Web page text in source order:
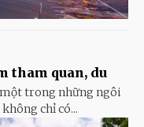
tham quan, du
một trong những ngôi
chỉ có...